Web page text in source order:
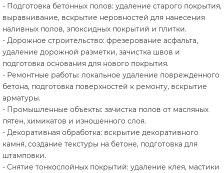
- Подготовка бетонных полов: удаление старого покрытия,
выравнивание, вскрытие неровностей для нанесения
наливных полов, эпоксидных покрытий и плитки.
- Дорожное строительство: фрезерование асфальта,
удаление дорожной разметки, зачистка швов и
подготовка основания для нового покрытия.
- Ремонтные работы: локальное удаление поврежденного
бетона, подготовка поверхностей к ремонту, вскрытие
арматуры.
- Промышленные объекты: зачистка полов от масляных
пятен, химикатов и изношенного слоя.
- Декоративная обработка: вскрытие декоративного
камня, создание текстуры на бетоне, подготовка для
штамповки.
- Снятие тонкослойных покрытий: удаление клея, мастики